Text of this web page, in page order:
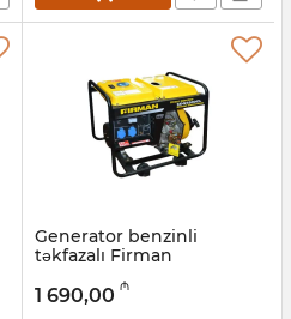
Generator benzinli
təkfazalı Firman
Artikul: 022001029
1 690,00 ₼